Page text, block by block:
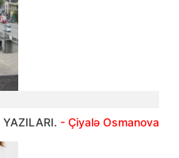
- Çiyalə Osmanova